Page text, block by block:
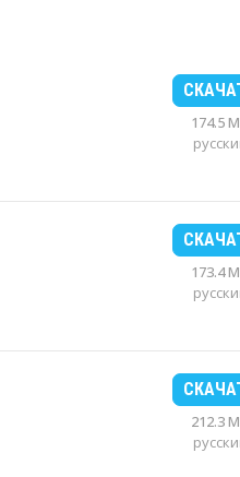
174.5
173.4
212.3